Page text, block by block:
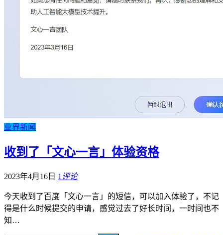
业界新闻
收到了「文心一言」体验资格
2023年4月16日 1 评论
今天收到了百度「文心一言」的短信，可以加入体验了，不记
得是什么时候提交的申请，感觉过去了好长时间，一时间也不
知…